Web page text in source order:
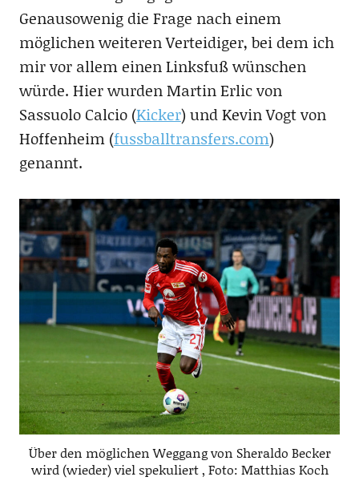
Genausowenig die Frage nach einem
möglichen weiteren Verteidiger, bei dem ich
mir vor allem einen Linksfuß wünschen
würde. Hier wurden Martin Erlic von
Sassuolo Calcio (Kicker) und Kevin Vogt von
Hoffenheim (fussballtransfers.com)
genannt.
Über den möglichen Weggang von Sheraldo Becker
wird (wieder) viel spekuliert , Foto: Matthias Koch